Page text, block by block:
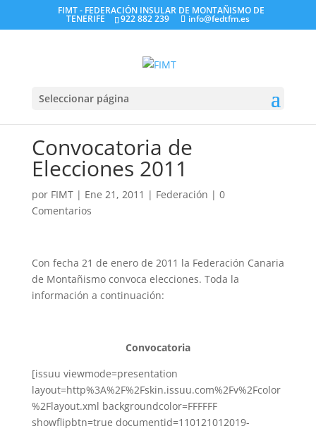
FIMT - FEDERACIÓN INSULAR DE MONTAÑISMO DE
TENERIFE 922 882 239 info@fedtfm.es
Seleccionar página
Convocatoria de
Elecciones 2011
por FIMT| Ene 21, 2011 | Federación | 0
Comentarios
Con fecha 21 de enero de 2011 la Federación Canaria
de Montañismo convoca elecciones. Toda la
información a continuación:
Convocatoria
[issuu viewmode=presentation
layout=http%3A%2F%2Fskin.issuu.com%2Fv%2Fcolor
%2Flayout.xml backgroundcolor=FFFFFF
showflipbtn=true documentid=110121012019-